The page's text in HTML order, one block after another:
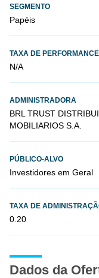
SEGMENTO
Papéis
TAXA DE PERFORMANCE
N/A
ADMINISTRADORA
BRL TRUST
MOBILIARIOS S.A.
PÚBLICO-ALVO
Investidores em Geral
TAXA DE
0.20
Dados da